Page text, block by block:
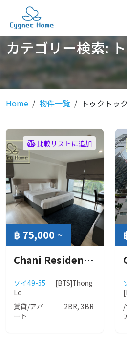
カテゴリー検索:
Home 物件一覧 トゥクトゥク
比較リストに追加
฿ 75,000 ~
Chani Residence (チャニ レジデンス)
ソイ49-55
[BTS]Thong
Lo
賃貸/アパ
ート
2BR, 3BR
/